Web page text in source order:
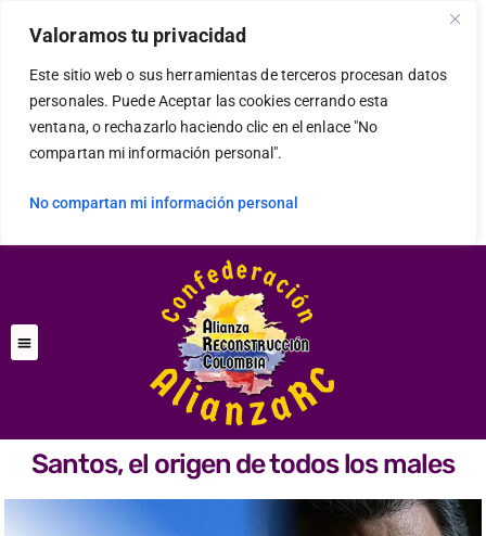
Valoramos tu privacidad
Este sitio web o sus herramientas de terceros procesan datos
personales. Puede Aceptar las cookies cerrando esta
ventana, o rechazarlo haciendo clic en el enlace "No
compartan mi información personal".
No compartan mi información personal
Santos, el origen de todos los males